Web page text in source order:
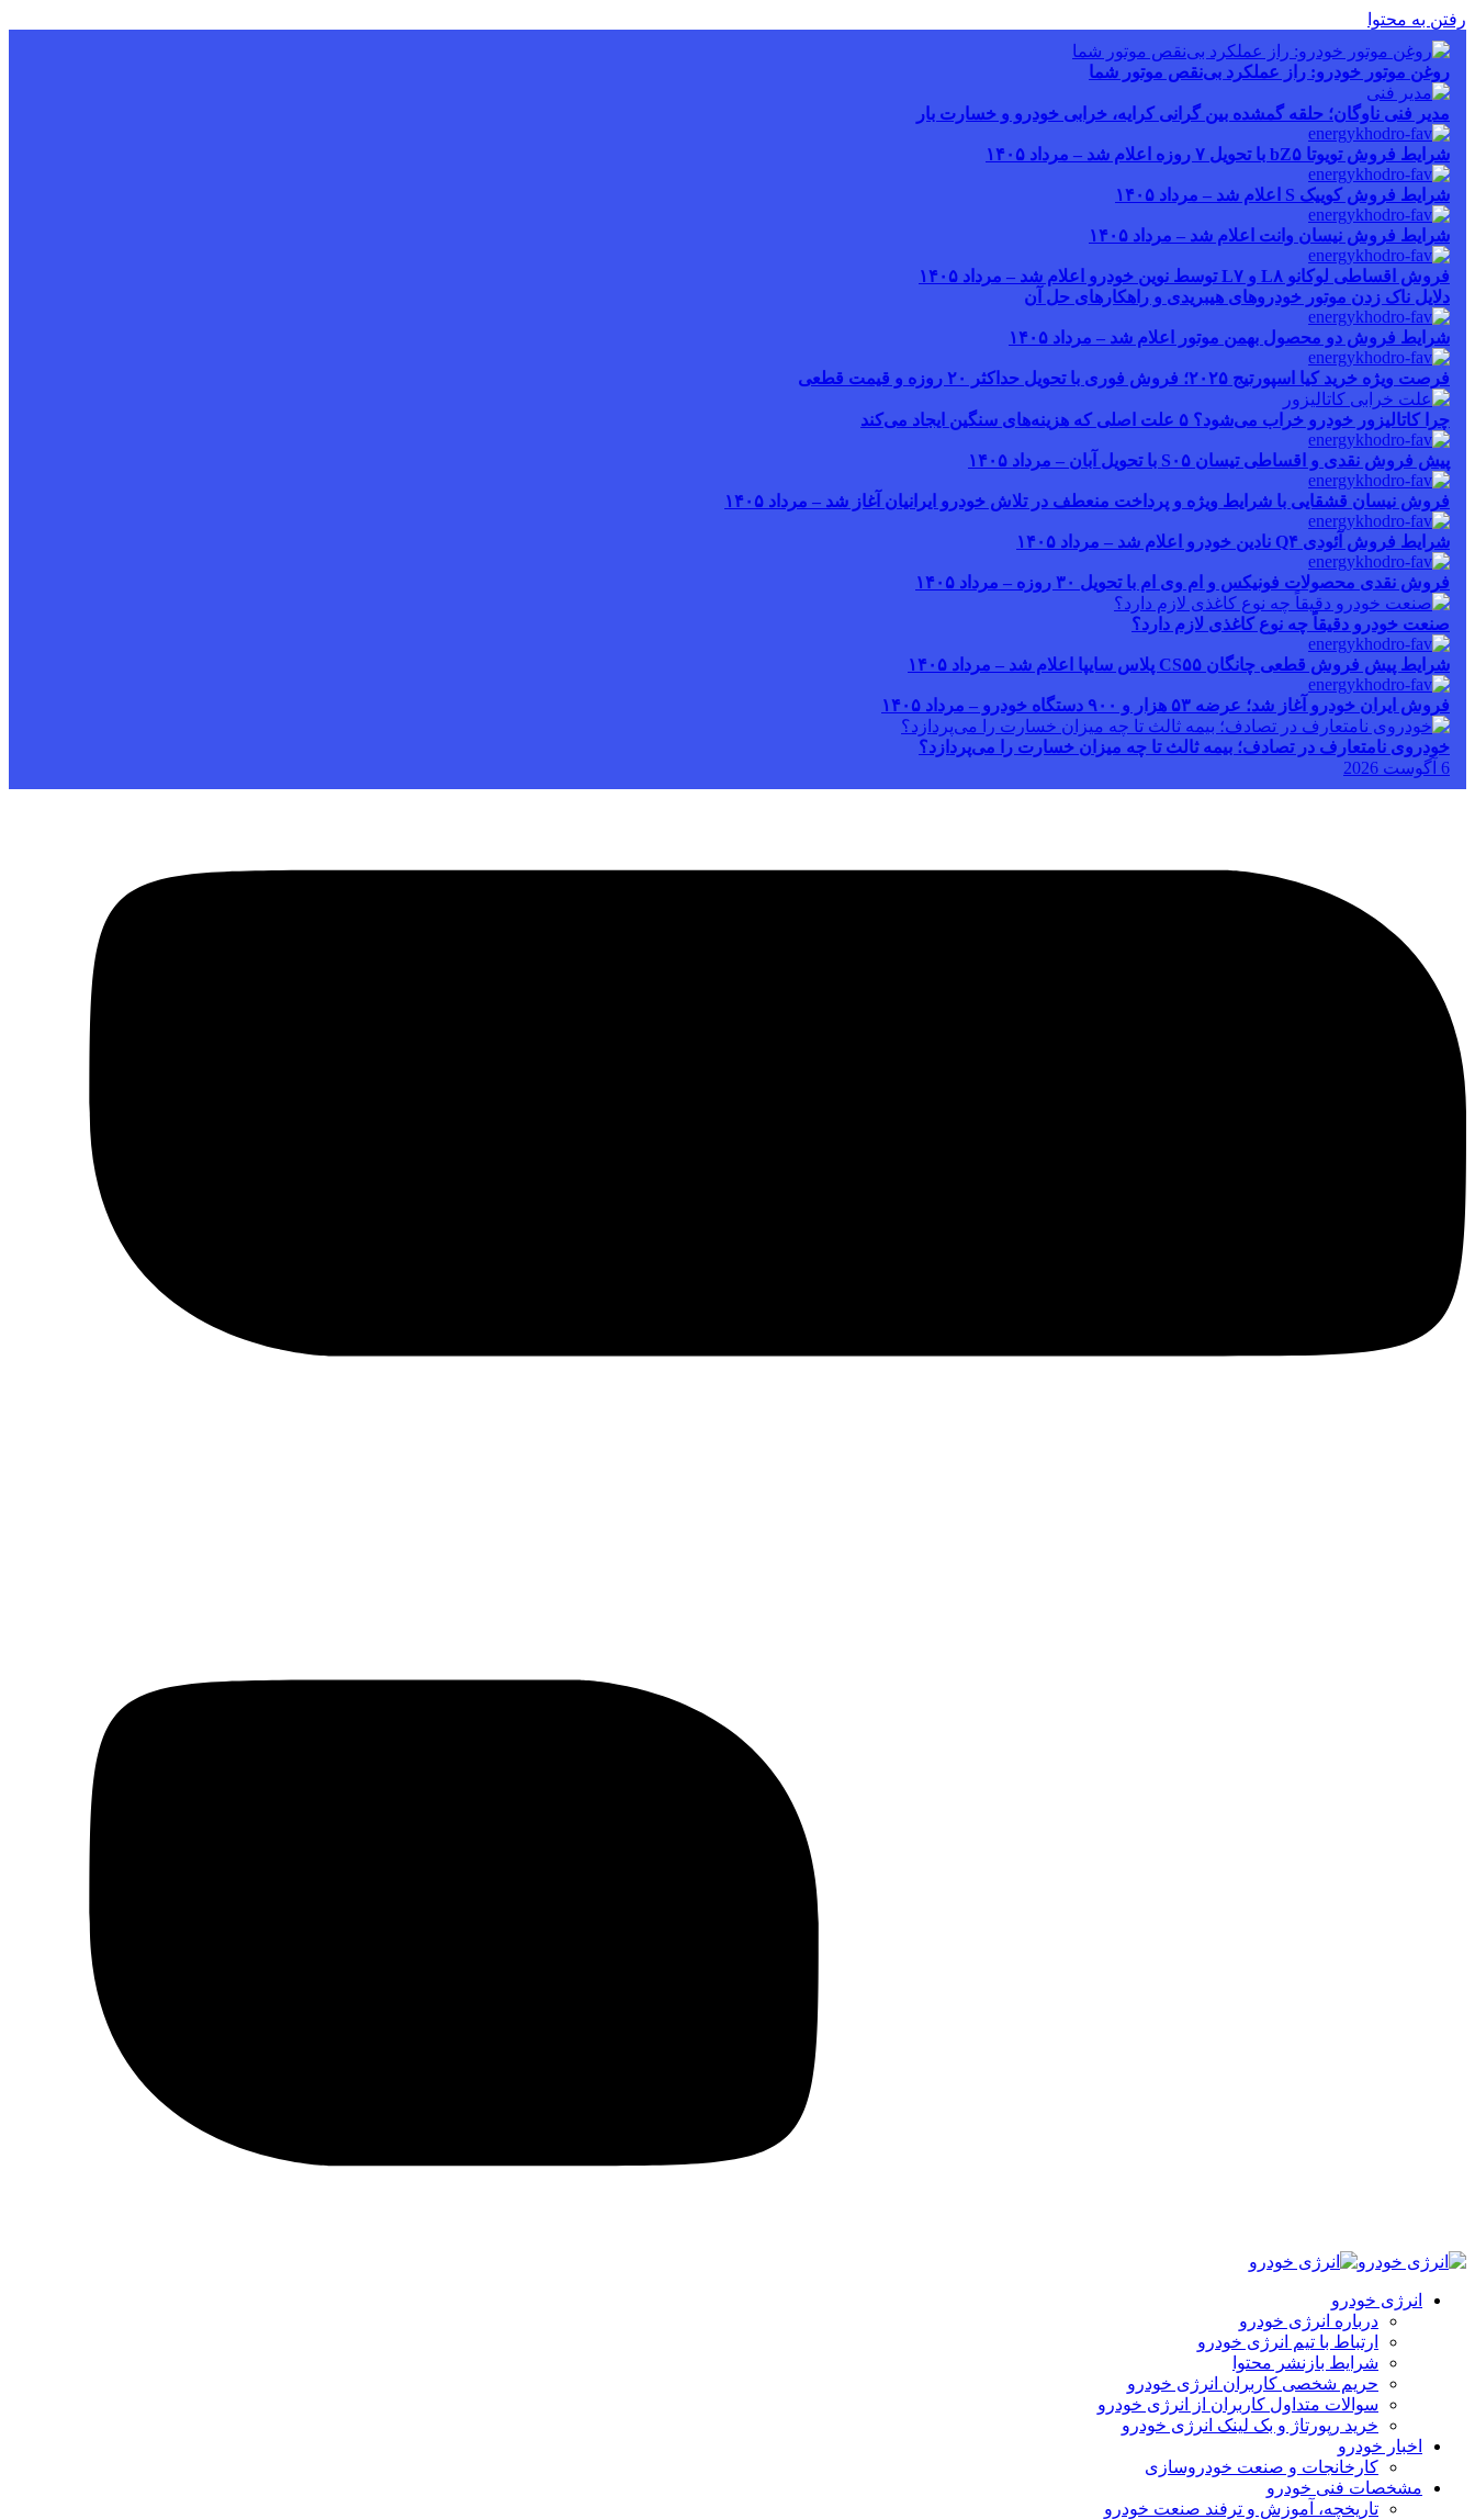
رفتن به محتوا
روغن موتور خودرو: راز عملکرد بی‌نقص موتور شما
مدیر فنی ناوگان؛ حلقه گمشده بین گرانی کرایه، خرابی خودرو و خسارت بار
شرایط فروش تویوتا bZ۵ با تحویل ۷ روزه اعلام شد – مرداد ۱۴۰۵
شرایط فروش کوییک S اعلام شد – مرداد ۱۴۰۵
شرایط فروش نیسان وانت اعلام شد – مرداد ۱۴۰۵
فروش اقساطی لوکانو L۸ و L۷ توسط نوین خودرو اعلام شد – مرداد ۱۴۰۵
دلایل ناک زدن موتور خودروهای هیبریدی و راهکارهای حل آن
شرایط فروش دو محصول بهمن موتور اعلام شد – مرداد ۱۴۰۵
فرصت ویژه خرید کیا اسپورتیج ۲۰۲۵؛ فروش فوری با تحویل حداکثر ۲۰ روزه و قیمت قطعی
چرا کاتالیزور خودرو خراب می‌شود؟ ۵ علت اصلی که هزینه‌های سنگین ایجاد می‌کند
پیش فروش نقدی و اقساطی تیسان S۰۵ با تحویل آبان – مرداد ۱۴۰۵
فروش نیسان قشقایی با شرایط ویژه و پرداخت منعطف در تلاش خودرو ایرانیان آغاز شد – مرداد ۱۴۰۵
شرایط فروش آئودی Q۴ نادین خودرو اعلام شد – مرداد ۱۴۰۵
فروش نقدی محصولات فونیکس و ام وی ام با تحویل ۳۰ روزه – مرداد ۱۴۰۵
صنعت خودرو دقیقاً چه نوع کاغذی لازم دارد؟
شرایط پیش فروش قطعی چانگان CS۵۵ پلاس سایپا اعلام شد – مرداد ۱۴۰۵
فروش ایران خودرو آغاز شد؛ عرضه ۵۳ هزار و ۹۰۰ دستگاه خودرو – مرداد ۱۴۰۵
خودروی نامتعارف در تصادف؛ بیمه ثالث تا چه میزان خسارت را می‌پردازد؟
6 آگوست 2026
انرژی خودرو
درباره انرژی خودرو
ارتباط با تیم انرژی خودرو
شرایط بازنشر محتوا
حریم شخصی کاربران انرژی خودرو
سوالات متداول کاربران از انرژی خودرو
خرید رپورتاژ و بک لینک انرژی خودرو
اخبار خودرو
کارخانجات و صنعت خودروسازی
مشخصات فنی خودرو
تاریخچه، آموزش و ترفند صنعت خودرو